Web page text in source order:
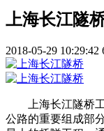
上海长江隧
2018-05-29 10:29:42
上海长江隧桥
公路的重要组成部